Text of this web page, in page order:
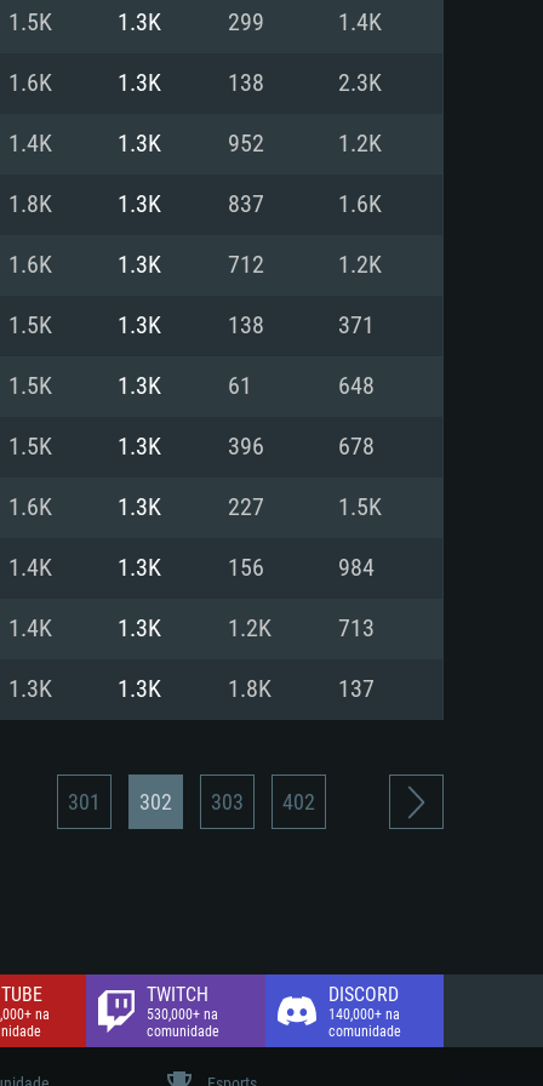
mais
com DirectX 11 ou superior;
ou superior, Radeon RX 570
i7 (Intel Xeon não suportado)
Vega II ou superior com
banda larga.
de 6 meses) / equivalentes
570) com os drivers mais
banda larga.
1.5K 1.3K 299 1.4K
1.6K 1.3K 138 2.3K
1.4K 1.3K 952 1.2K
1.8K 1.3K 837 1.6K
1.6K 1.3K 712 1.2K
1.5K 1.3K 138 371
1.5K 1.3K 61 648
1.5K 1.3K 396 678
1.6K 1.3K 227 1.5K
1.4K 1.3K 156 984
1.4K 1.3K 1.2K 713
1.3K 1.3K 1.8K 137
301 302 303 402
na
TWITCH
530,000+ na
comunidade
DISCORD
140,000+ na
comunidade